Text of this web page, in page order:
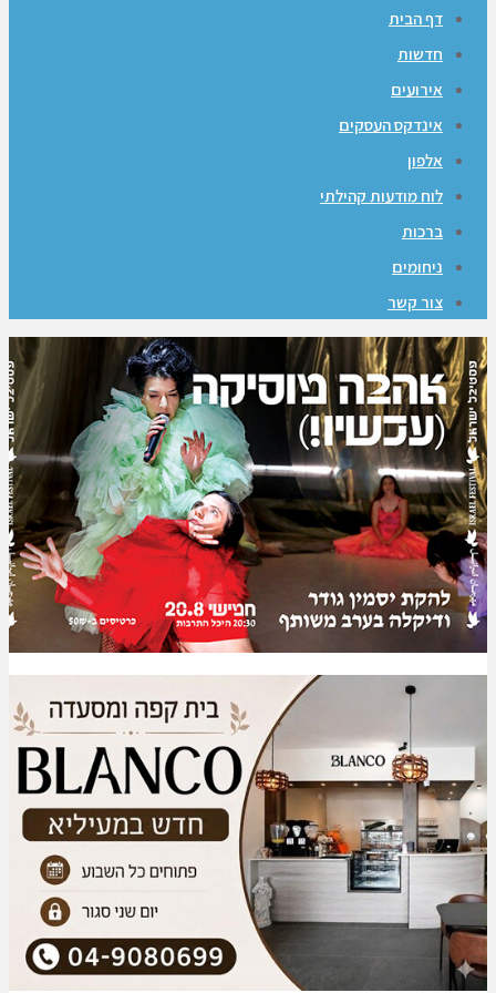
דף הבית
חדשות
אירועים
אינדקס העסקים
אלפון
לוח מודעות קהילתי
ברכות
ניחומים
צור קשר